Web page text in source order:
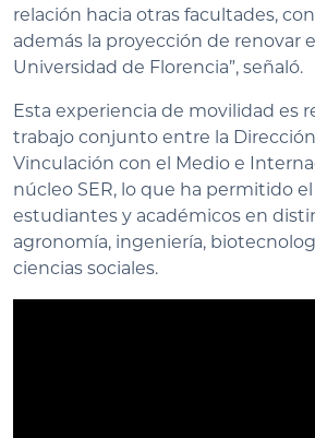
relación hacia otras facultades,
además la proyección de renovar
Universidad de Florencia”, señaló.
Esta experiencia de movilidad es
trabajo conjunto entre la
Vinculación con el Medio e
núcleo SER, lo que ha permitido
estudiantes y académicos en
agronomía, ingeniería,
ciencias sociales.